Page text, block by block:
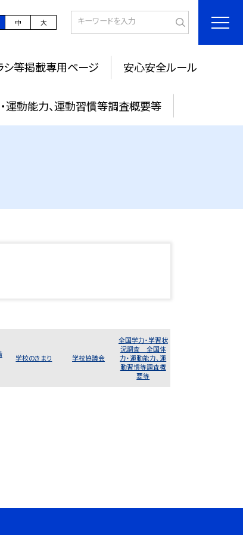
中 大
シ等掲載専用ページ 安心安全ルール
動能力、運動習慣等調査概要等
学校のきまり 学校協議会
全国学力・学習状
況調査 全国体
力・運動能力、運
動習慣等調査概
要等